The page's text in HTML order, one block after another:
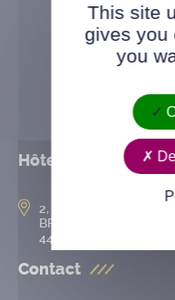
Hôtel de ville
2, rue de l’Hôtel-de-Ville
BP 50167
44802 Saint-Herblain
Contact
This site
gives you
you